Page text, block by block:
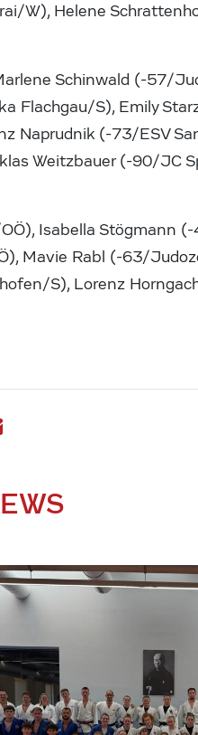
W), Helene
Schinwald (-57/
Flachgau/S), Emily
Naprudnik (-73/ESV
Weitzbauer (-90/JC
Isabella Stögmann
Mavie Rabl (-63/
S), Lorenz